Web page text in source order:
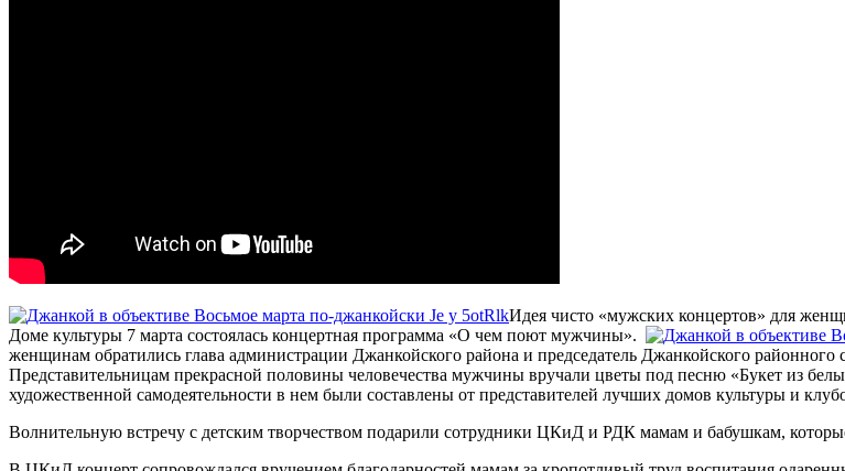
Идея чисто «мужских концертов» для
Доме культуры 7 марта состоялась концертная программа «О чем поют мужчины».
женщинам обратились глава администрации Джанкойского района и председатель Джанкойского районного
Представительницам прекрасной половины человечества мужчины вручали цветы под песню «Букет из
художественной самодеятельности в нем были составлены от представителей лучших домов культуры и
Волнительную встречу с детским творчеством подарили сотрудники ЦКиД и РДК мамам и бабушкам,